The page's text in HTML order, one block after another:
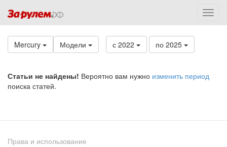
Mercury Модели с 2022 по 2025
Статьи не найдены! Вероятно вам нужно изменить период
поиска статей.
Права и использование